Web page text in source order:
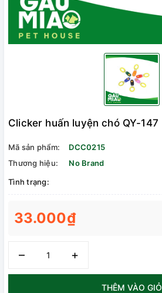
Clicker huấn luyện chó QY-147
Mã sản phẩm:
DCC0215
Thương hiệu:
No Brand
Tình trạng:
33.000₫
– +
THÊM VÀO GIỎ